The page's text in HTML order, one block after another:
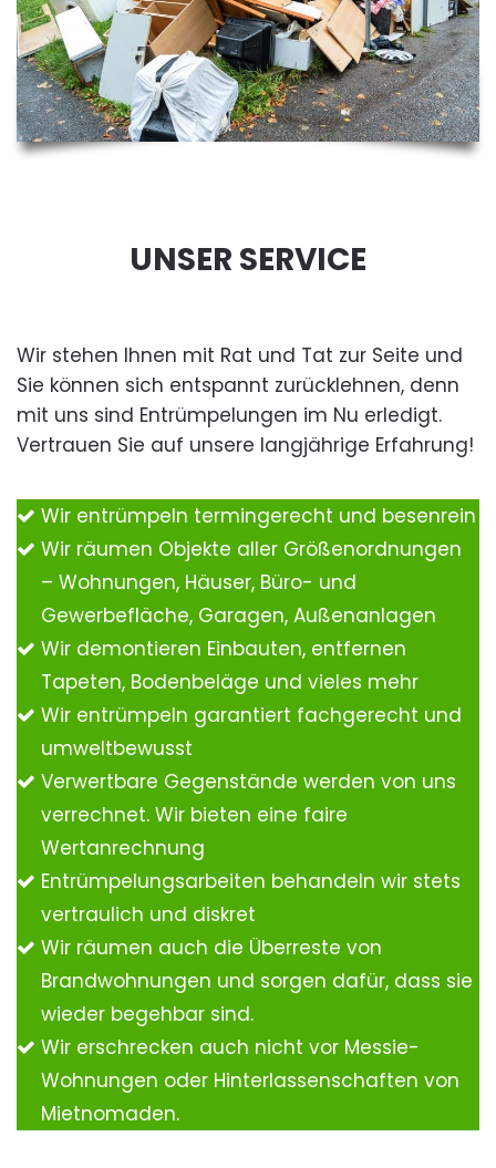
UNSER SERVICE
Wir stehen Ihnen mit Rat und Tat zur Seite und
Sie können sich entspannt zurücklehnen, denn
mit uns sind Entrümpelungen im Nu erledigt.
Vertrauen Sie auf unsere langjährige Erfahrung!
Wir entrümpeln termingerecht und besenrein
Wir räumen Objekte aller Größenordnungen
– Wohnungen, Häuser, Büro- und
Gewerbefläche, Garagen, Außenanlagen
Wir demontieren Einbauten, entfernen
Tapeten, Bodenbeläge und vieles mehr
Wir entrümpeln garantiert fachgerecht und
umweltbewusst
Verwertbare Gegenstände werden von uns
verrechnet. Wir bieten eine faire
Wertanrechnung
Entrümpelungsarbeiten behandeln wir stets
vertraulich und diskret
Wir räumen auch die Überreste von
Brandwohnungen und sorgen dafür, dass sie
wieder begehbar sind.
Wir erschrecken auch nicht vor Messie-
Wohnungen oder Hinterlassenschaften von
Mietnomaden.